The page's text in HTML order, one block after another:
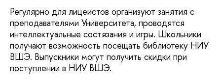
Регулярно для лицеистов организуют занятия с
преподавателями Университета, проводятся
интеллектуальные состязания и игры. Школьники
получают возможность посещать библиотеку НИУ
ВШЭ. Выпускники могут получить скидки при
поступлении в НИУ ВШЭ.